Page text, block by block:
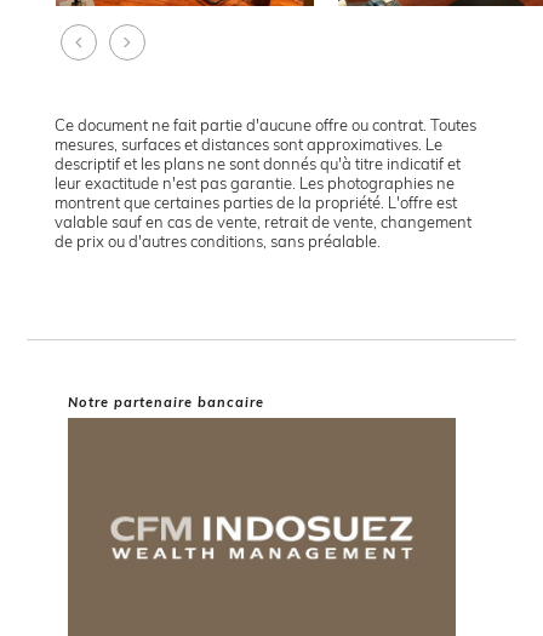
Ce document ne fait partie d'aucune offre ou contrat. Toutes
mesures, surfaces et distances sont approximatives. Le
descriptif et les plans ne sont donnés qu'à titre indicatif et
leur exactitude n'est pas garantie. Les photographies ne
montrent que certaines parties de la propriété. L'offre est
valable sauf en cas de vente, retrait de vente, changement
de prix ou d'autres conditions, sans préalable.
Notre partenaire bancaire